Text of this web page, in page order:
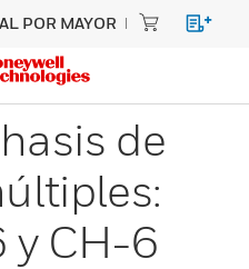
POR MAYOR
de
y CH-6